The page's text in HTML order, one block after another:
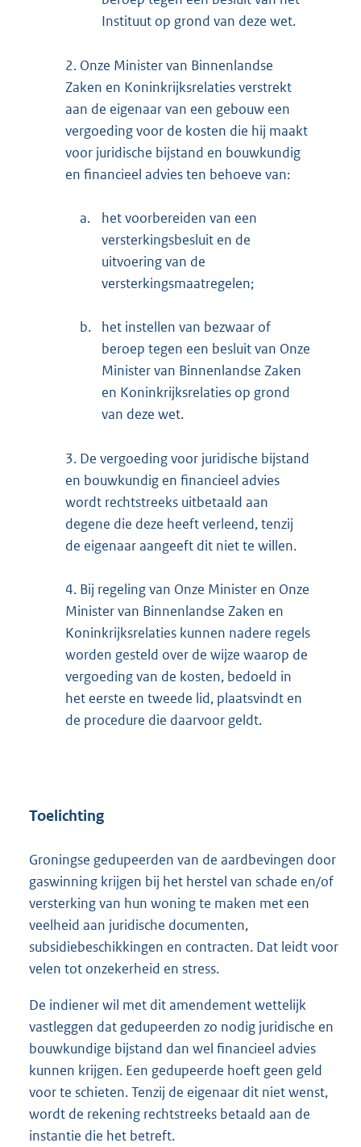
Instituut op grond van deze wet.
2. Onze Minister van Binnenlandse
Zaken en Koninkrijksrelaties verstrekt
aan de eigenaar van een gebouw een
vergoeding voor de kosten die hij maakt
voor juridische bijstand en bouwkundig
en financieel advies ten behoeve van:
a.
het voorbereiden van een
versterkingsbesluit en de
uitvoering van de
versterkingsmaatregelen;
b.
het instellen van bezwaar of
beroep tegen een besluit van Onze
Minister van Binnenlandse Zaken
en Koninkrijksrelaties op grond
van deze wet.
3. De vergoeding voor juridische bijstand
en bouwkundig en financieel advies
wordt rechtstreeks uitbetaald aan
degene die deze heeft verleend, tenzij
de eigenaar aangeeft dit niet te willen.
4. Bij regeling van Onze Minister en Onze
Minister van Binnenlandse Zaken en
Koninkrijksrelaties kunnen nadere regels
worden gesteld over de wijze waarop de
vergoeding van de kosten, bedoeld in
het eerste en tweede lid, plaatsvindt en
de procedure die daarvoor geldt.
Toelichting
Groningse gedupeerden van de aardbevingen door
gaswinning krijgen bij het herstel van schade en/of
versterking van hun woning te maken met een
veelheid aan juridische documenten,
subsidiebeschikkingen en contracten. Dat leidt voor
velen tot onzekerheid en stress.
De indiener wil met dit amendement wettelijk
vastleggen dat gedupeerden zo nodig juridische en
bouwkundige bijstand dan wel financieel advies
kunnen krijgen. Een gedupeerde hoeft geen geld
voor te schieten. Tenzij de eigenaar dit niet wenst,
wordt de rekening rechtstreeks betaald aan de
instantie die het betreft.